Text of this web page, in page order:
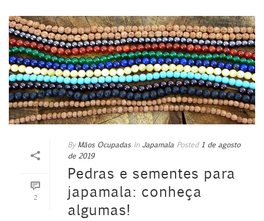
2
By Mãos Ocupadas In Japamala Posted 1 de agosto
de 2019
Pedras e sementes para
japamala: conheça
algumas!